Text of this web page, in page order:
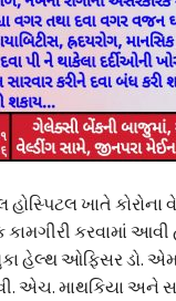
હોસ્પિટલ ખાતે કોરોના
કામગીરી કરવામાં
હેલ્થ ઓફિસર ડો.
એચ. માથકિયા અને